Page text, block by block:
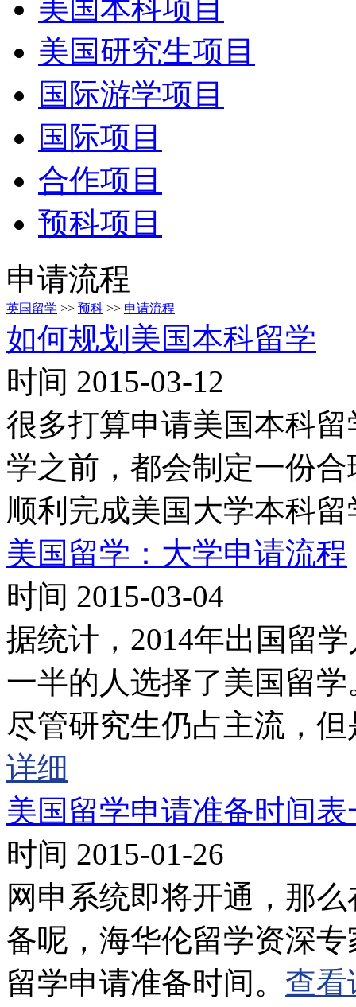
美国本科项目
美国研究生项目
国际游学项目
国际项目
合作项目
预科项目
申请流程
英国留学 >> 预科 >> 申请流程
如何规划美国本科留学
时间 2015-03-12
很多打算申请美国本科
学之前，都会制定一份
顺利完成美国大学本科
美国留学：大学申请流程
时间 2015-03-04
据统计，2014年出国留
一半的人选择了美国留
尽管研究生仍占主流，
详细
美国留学申请准备时间表
时间 2015-01-26
网申系统即将开通，那
备呢，海华伦留学资深
留学申请准备时间。 查看